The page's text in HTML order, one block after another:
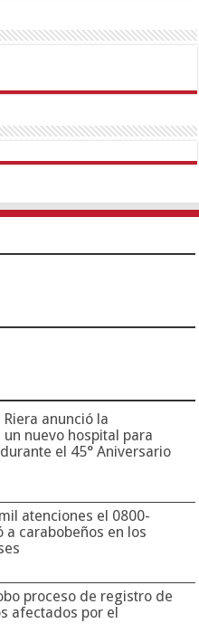
TipobetMatadorbetMariobet
anunció la
nuevo hospital para
el 45° Aniversario
atenciones el 0800-
a carabobeños en los
proceso de registro de
afectados por el